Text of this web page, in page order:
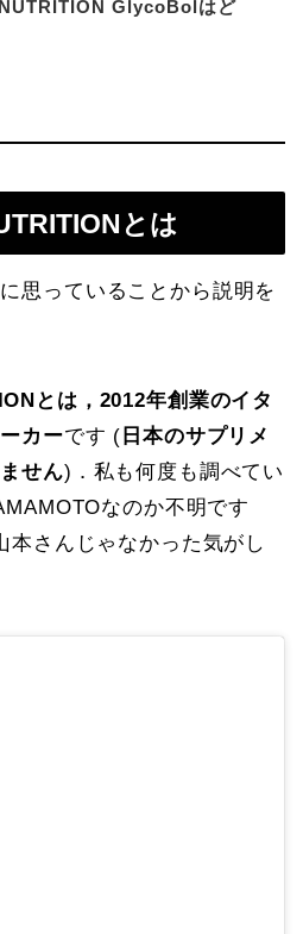
GlycoBolはど
とは
思っていることから説明を
とは，2012年創業のイタ
カーです ( 日本のサプリメ
せん)．私も何度も調べてい
なのか不明です
本さんじゃなかった気がし